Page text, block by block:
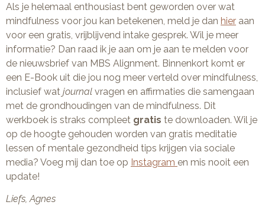
Als je helemaal enthousiast bent geworden over wat
mindfulness voor jou kan betekenen, meld je dan hier aan
voor een gratis, vrijblijvend intake gesprek. Wil je meer
informatie? Dan raad ik je aan om je aan te melden voor
de nieuwsbrief van MBS Alignment. Binnenkort komt er
een E-Book uit die jou nog meer verteld over mindfulness,
inclusief wat journal vragen en affirmaties die samengaan
met de grondhoudingen van de mindfulness. Dit
werkboek is straks compleet gratis te downloaden. Wil je
op de hoogte gehouden worden van gratis meditatie
lessen of mentale gezondheid tips krijgen via sociale
media? Voeg mij dan toe op Instagram en mis nooit een
update!
Liefs, Agnes